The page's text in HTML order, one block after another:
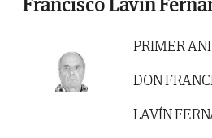
PRIMER
DON
LAVÍN